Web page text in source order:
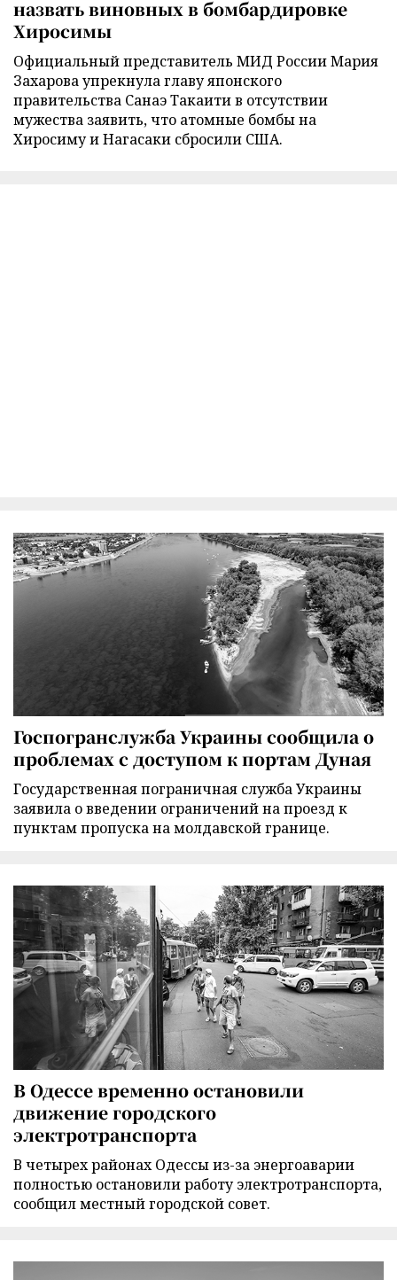
назвать виновных в бомбардировке
Хиросимы
Официальный представитель МИД России Мария
Захарова упрекнула главу японского
правительства Санаэ Такаити в отсутствии
мужества заявить, что атомные бомбы на
Хиросиму и Нагасаки сбросили США.
Госпогранслужба Украины сообщила о
проблемах с доступом к портам Дуная
Государственная пограничная служба Украины
заявила о введении ограничений на проезд к
пунктам пропуска на молдавской границе.
В Одессе временно остановили
движение городского
электротранспорта
В четырех районах Одессы из-за энергоаварии
полностью остановили работу электротранспорта,
сообщил местный городской совет.